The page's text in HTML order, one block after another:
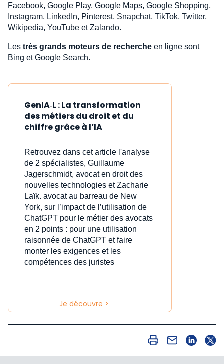
Facebook, Google Play, Google Maps, Google Shopping,
Instagram, LinkedIn, Pinterest, Snapchat, TikTok, Twitter,
Wikipedia, YouTube et Zalando.
Les très grands moteurs de recherche en ligne sont
Bing et Google Search.
GenIA‑L : La transformation
des métiers du droit et du
chiffre grâce à l’IA
Retrouvez dans cet article l'analyse
de 2 spécialistes, Guillaume
Jagerschmidt, avocat en droit des
nouvelles technologies et Zacharie
Laïk. avocat au barreau de New
York, sur l’impact de l’utilisation de
ChatGPT pour le métier des avocats
en 2 points : pour une utilisation
raisonnée de ChatGPT et faire
monter les exigences et les
compétences des juristes
Je découvre >